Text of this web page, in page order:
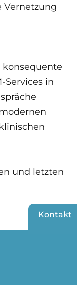
Vernetzung
konsequente
Services in
und letzten
Kontakt